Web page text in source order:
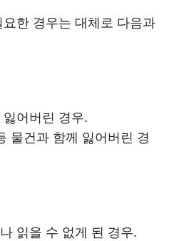
한 경우는 대체로 다음과
어버린 경우.
물건과 함께 잃어버린 경
읽을 수 없게 된 경우.